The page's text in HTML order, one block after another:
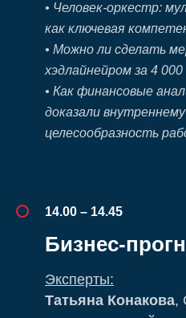
• Человек-оркестр:
как ключевая
• Можно ли сделать
хэдлайнейром за 4 000
• Как финансовые
доказали внутреннему
целесообразность
14.00 – 14.45
Бизнес-
Эксперты:
Татьяна Конакова,